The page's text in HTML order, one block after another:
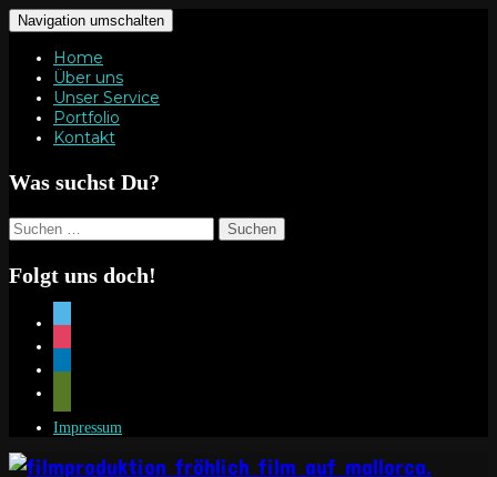
Navigation umschalten
Home
Über uns
Unser Service
Portfolio
Kontakt
Was suchst Du?
Suchen
nach:
Folgt uns doch!
Impressum